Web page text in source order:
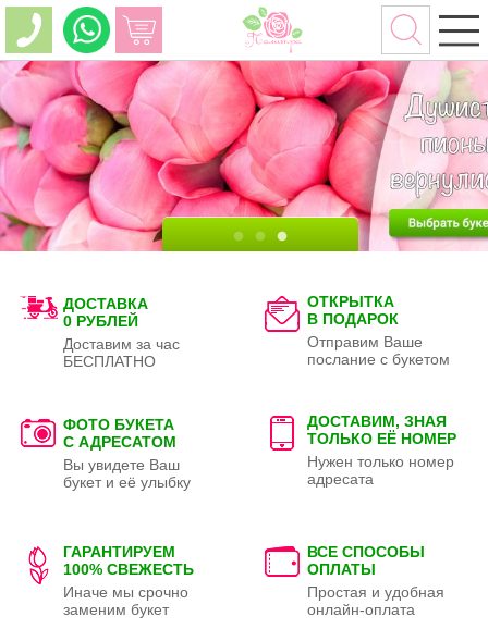
ДОСТАВКА
0 РУБЛЕЙ
Доставим за час
БЕСПЛАТНО
ОТКРЫТКА
В ПОДАРОК
Отправим Ваше
послание с букетом
ФОТО БУКЕТА
С АДРЕСАТОМ
Вы увидете Ваш
букет и её улыбку
ДОСТАВИМ, ЗНАЯ
ТОЛЬКО ЕЁ НОМЕР
Нужен только номер
адресата
ГАРАНТИРУЕМ
100% СВЕЖЕСТЬ
Иначе мы срочно
заменим букет
ВСЕ СПОСОБЫ
ОПЛАТЫ
Простая и удобная
онлайн-оплата